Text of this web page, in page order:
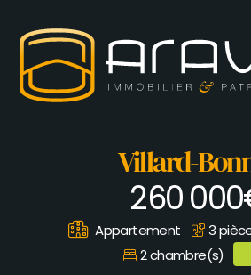
contenu
principal
Villard-
260
Appartement 3
2 chambre(s)